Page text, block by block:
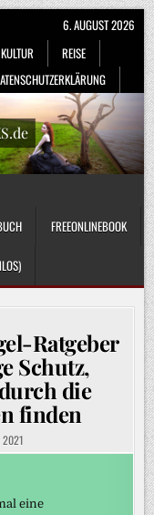
KULTUR
REISE
6. AUGUST 2026
FREEONLINEBOOK
Ratgeber
Schutz,
die
finden
2021
eine